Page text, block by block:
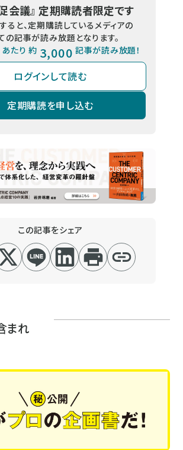
会議』 定期購読者限定です
ると、定期購読しているメディアの
の記事が読み放題となります。
あたり 約 3,000 記事が読み放題！
ログインして読む
定期購読を申し込む
この記事をシェア
まれ